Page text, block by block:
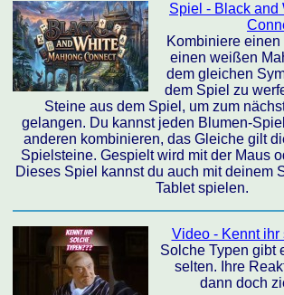
Spiel - Black and
Kombiniere
einen weißen
dem gleichen
dem Spiel zu
Steine aus dem Spiel, um zum
gelangen. Du kannst jeden Blumen-
anderen kombinieren, das Gleiche gilt
Spielsteine. Gespielt wird mit der Maus
Dieses Spiel kannst du auch mit deinem
Tablet spielen.
Video - Kennt ihr
Solche Typen gibt
selten. Ihre
dann doch